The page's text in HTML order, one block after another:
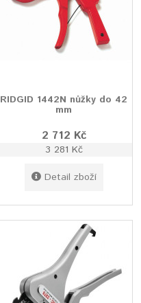
RIDGID 1442N nůžky do 42
mm
2 712 Kč
3 281 Kč
Detail zboží